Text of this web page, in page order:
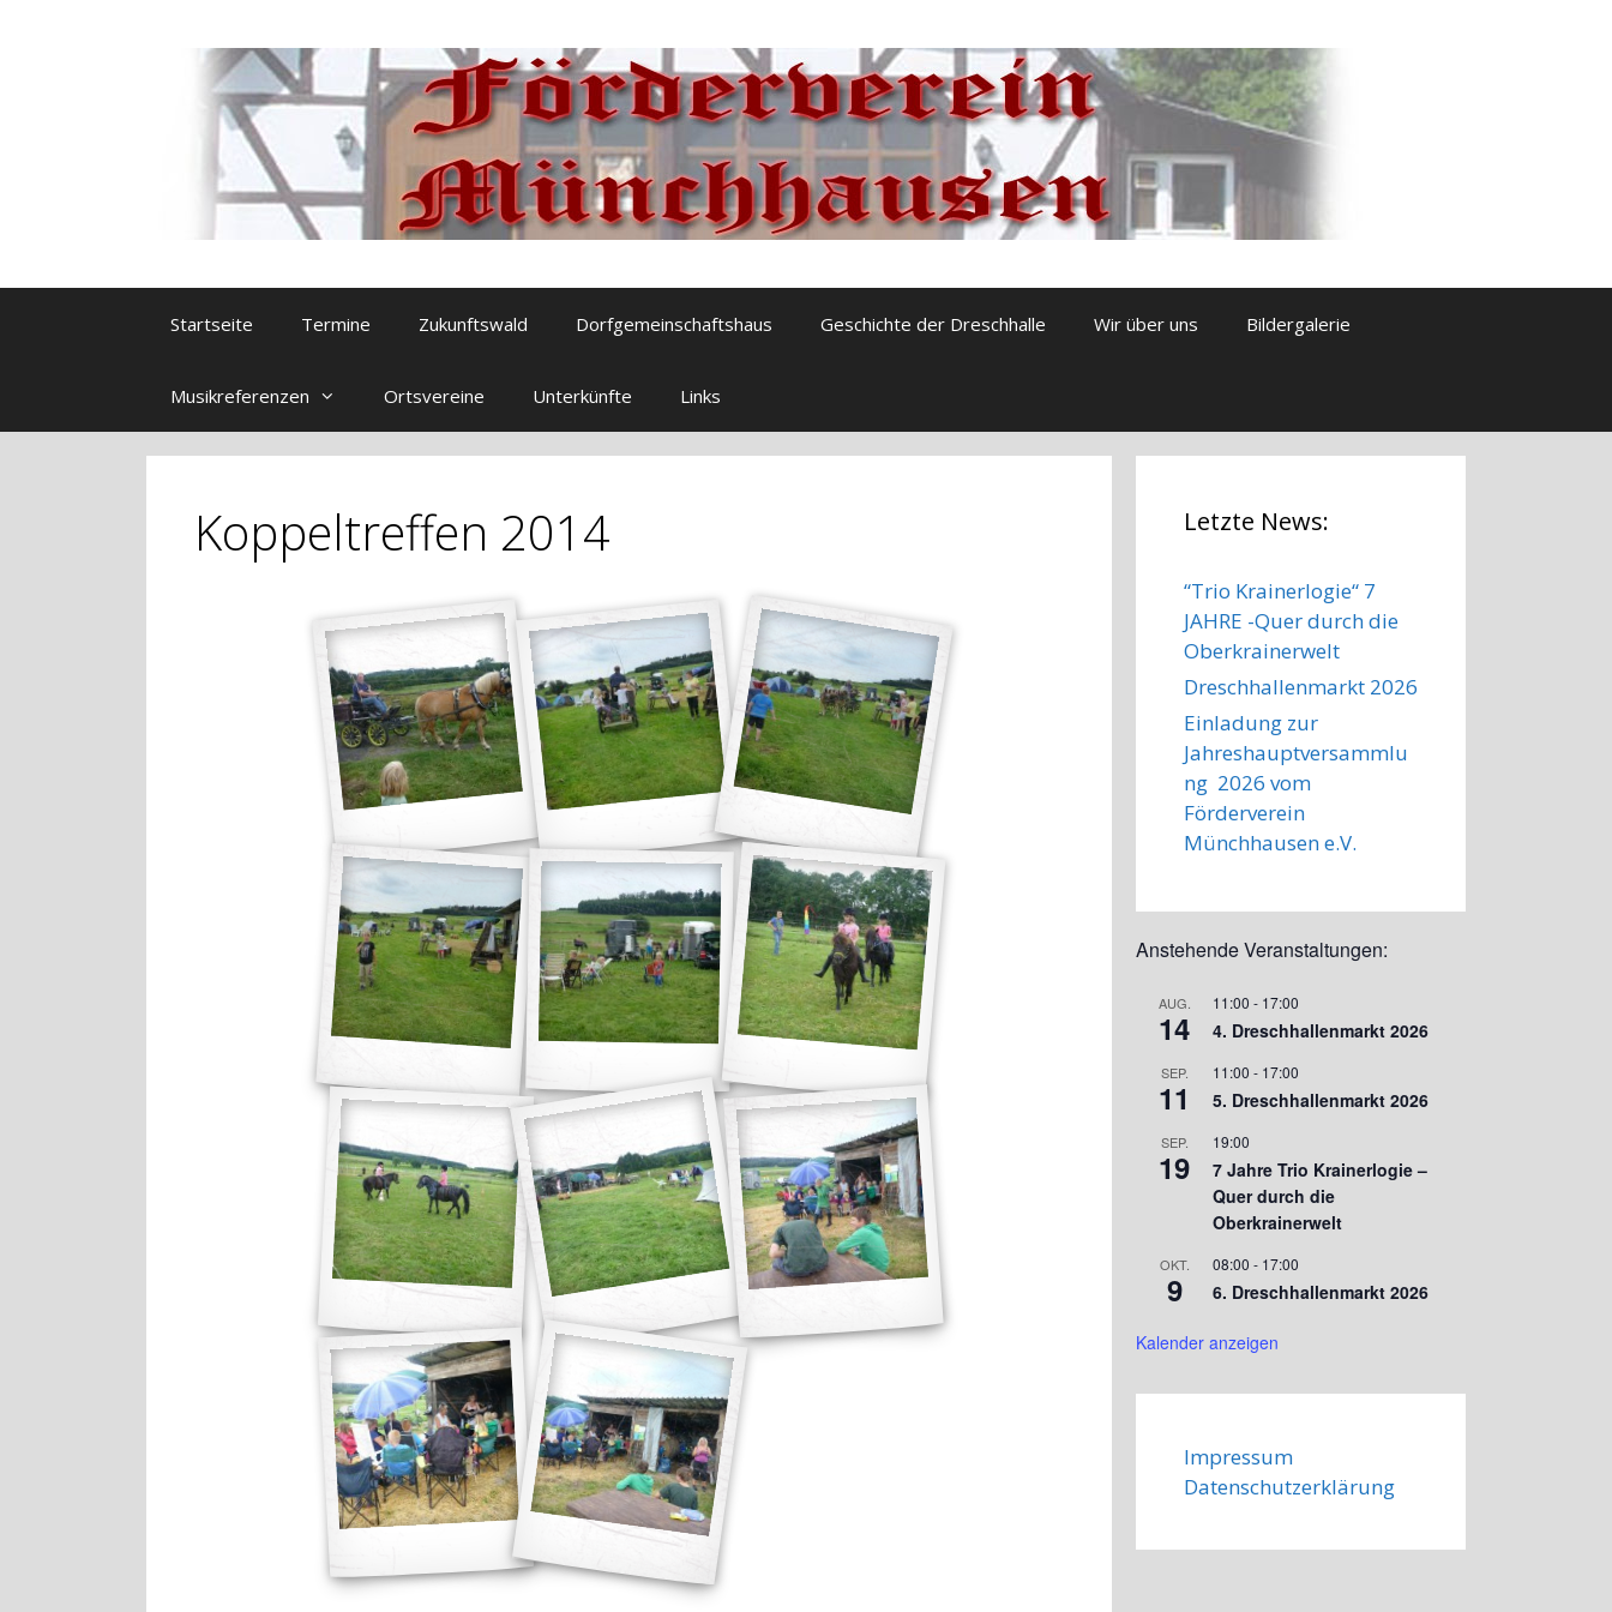
Startseite Termine Zukunftswald Dorfgemeinschaftshaus Geschichte der Dreschhalle Wir über uns Bildergalerie
Musikreferenzen Ortsvereine Unterkünfte Links
Koppeltreffen 2014 Letzte News:
“Trio Krainerlogie“ 7
JAHRE -Quer durch die
Oberkrainerwelt
Dreschhallenmarkt 2026
Einladung zur
Jahreshauptversammlu
ng 2026 vom
Förderverein
Münchhausen e.V.
Anstehende Veranstaltungen:
AUG.
14
11:00 - 17:00
4. Dreschhallenmarkt 2026
SEP.
11
11:00 - 17:00
5. Dreschhallenmarkt 2026
SEP.
19
19:00
7 Jahre Trio Krainerlogie –
Quer durch die
Oberkrainerwelt
OKT.
9
08:00 - 17:00
6. Dreschhallenmarkt 2026
Kalender anzeigen
Impressum
Datenschutzerklärung